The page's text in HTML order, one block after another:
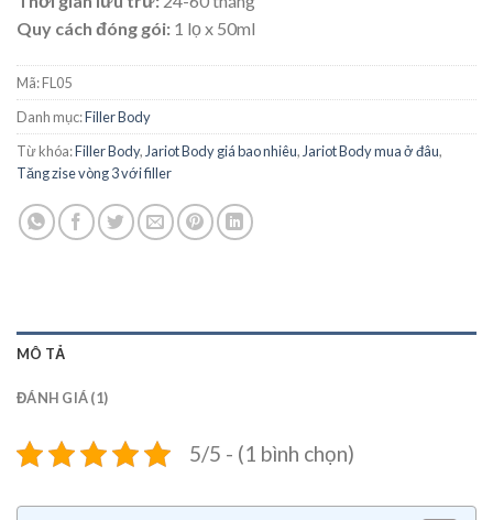
Quy cách đóng gói: 1 lọ x 50ml
Mã:FL05
Danh mục:Filler Body
Từ khóa:Filler Body, Jariot Body giá bao nhiêu, Jariot Body mua ở đâu,
Tăng zise vòng 3 với filler
MÔ TẢ
ĐÁNH GIÁ (1)
5/5 - (1 bình chọn)